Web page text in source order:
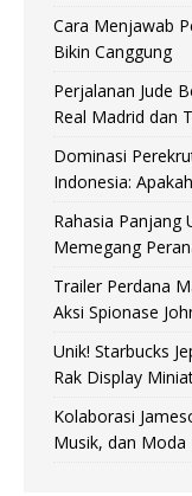
Cara Menjawab
Bikin Canggung
Perjalanan Jude
Real Madrid dan
Dominasi
Indonesia:
Rahasia Panjang
Memegang
Trailer Perdana
Aksi Spionase
Unik! Starbucks
Rak Display
Kolaborasi
Musik, dan Moda